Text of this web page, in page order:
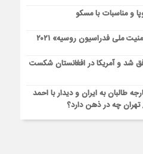
و مناسبات با مسکو
ملی فدراسیون روسیه» ۲۰۲۱
شد و آمریکا در افغانستان شکست
طالبان به ایران و دیدار با احمد
چه در ذهن دارد؟